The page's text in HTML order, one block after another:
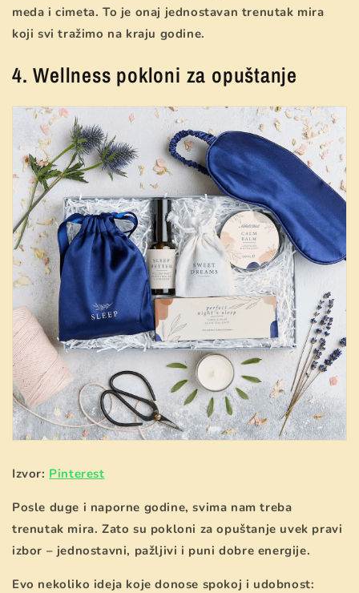
meda i cimeta. To je onaj jednostavan trenutak mira
koji svi tražimo na kraju godine.
4. Wellness pokloni za opuštanje
Izvor: Pinterest
Posle duge i naporne godine, svima nam treba
trenutak mira. Zato su pokloni za opuštanje uvek pravi
izbor – jednostavni, pažljivi i puni dobre energije.
Evo nekoliko ideja koje donose spokoj i udobnost: